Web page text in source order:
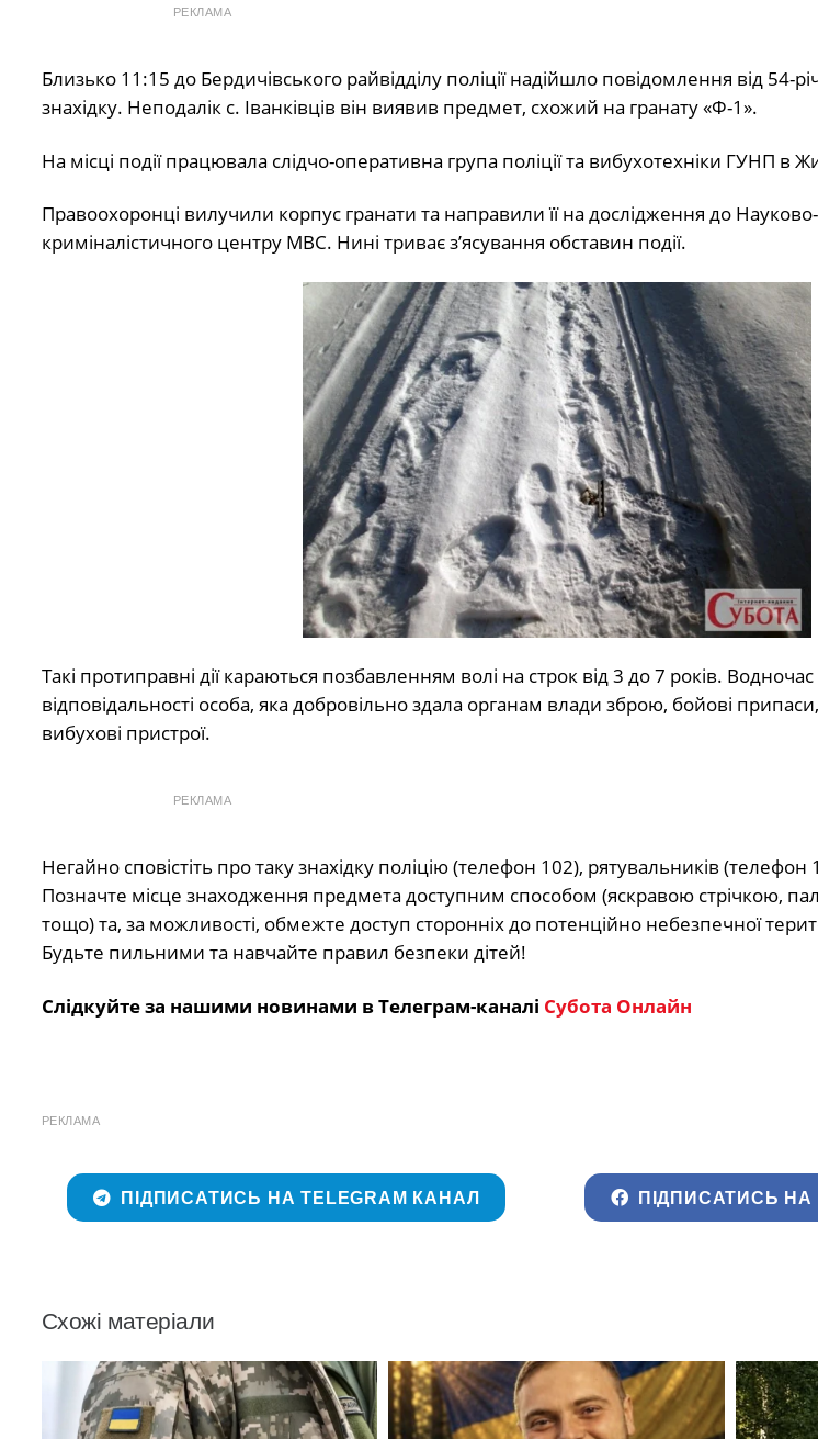
РЕКЛАМА
Близько 11:15 до Бердичівського райвідділу поліції надійшло повідомлення від 54-
знахідку. Неподалік с. Іванківців він виявив предмет, схожий на гранату «Ф-1».
На місці події працювала слідчо-оперативна група поліції та вибухотехніки ГУНП в
Правоохоронці вилучили корпус гранати та направили її на дослідження до
криміналістичного центру МВС. Нині триває з’ясування обставин події.
Такі протиправні дії караються позбавленням волі на строк від 3 до 7 років.
відповідальності особа, яка добровільно здала органам влади зброю, бойові
вибухові пристрої.
РЕКЛАМА
Негайно сповістіть про таку знахідку поліцію (телефон 102), рятувальників
Позначте місце знаходження предмета доступним способом (яскравою стрічкою,
тощо) та, за можливості, обмежте доступ сторонніх до потенційно небезпечної
Будьте пильними та навчайте правил безпеки дітей!
Слідкуйте за нашими новинами в Телеграм-каналі Субота Онлайн
РЕКЛАМА
ПІДПИСАТИСЬ НА TELEGRAM КАНАЛ ПІДПИСАТИСЬ НА
Схожі матеріали